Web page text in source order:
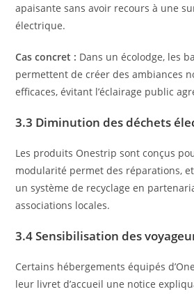
apaisante sans avoir recours à une
électrique.
Cas concret : Dans un écolodge, les
permettent de créer des ambiances
efficaces, évitant l’éclairage public
3.3 Diminution des déchets
Les produits Onestrip sont conçus
modularité permet des réparations,
un système de recyclage en
associations locales.
3.4 Sensibilisation des
Certains hébergements équipés
leur livret d’accueil une notice